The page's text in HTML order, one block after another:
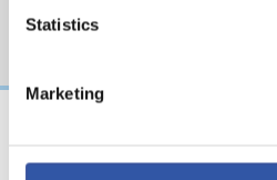
Statistics
Marketing
09/08/2026